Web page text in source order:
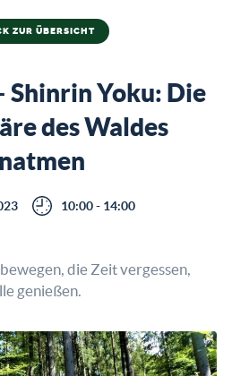
ZUR ÜBERSICHT
Shinrin Yoku: Die
des Waldes
10:00 - 14:00
die Zeit vergessen,
genießen.